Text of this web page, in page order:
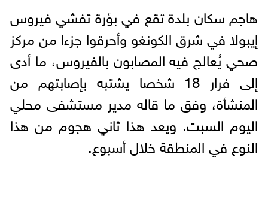
هاجم سكان بلدة تقع في بؤرة تفشي فيروس
إيبولا في شرق الكونغو وأحرقوا جزءا من مركز
صحي يُعالج فيه المصابون بالفيروس، ما أدى
إلى فرار 18 شخصا يشتبه بإصابتهم من
المنشأة، وفق ما قاله مدير مستشفى محلي
اليوم السبت. ويعد هذا ثاني هجوم من هذا
النوع في المنطقة خلال أسبوع.